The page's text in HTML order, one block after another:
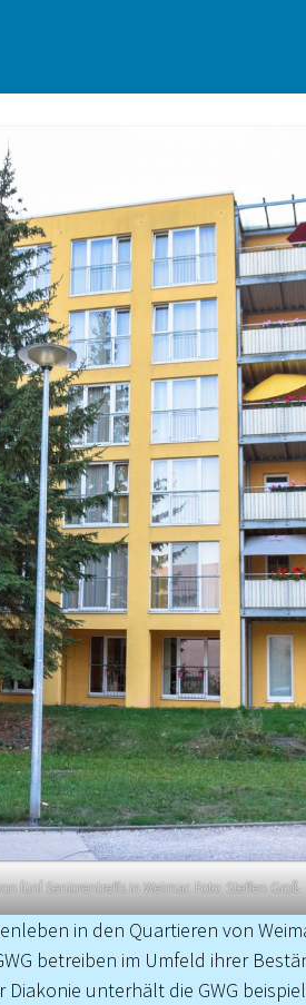
fünf Seniorentreffs in Weimar. Foto: Steffen Groß
in den Quartieren von
betreiben im Umfeld ihrer
unterhält die GWG